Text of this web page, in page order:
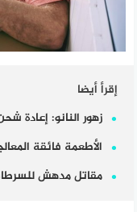
إقرأ أيضا
زهور النانو: إعادة
الأطعمة فائقة المعالجة: 12 حالة صحية
مقاتل مدهش